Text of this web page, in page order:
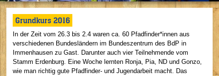
Grundkurs 2016
In der Zeit vom 26.3 bis 2.4 waren ca. 60 Pfadfinder*innen aus
verschiedenen Bundesländern im Bundeszentrum des BdP in
Immenhausen zu Gast. Darunter auch vier Teilnehmende vom
Stamm Erdenburg. Eine Woche lernten Ronja, Pia, ND und Gonzo,
wie man richtig gute Pfadfinder- und Jugendarbeit macht. Das